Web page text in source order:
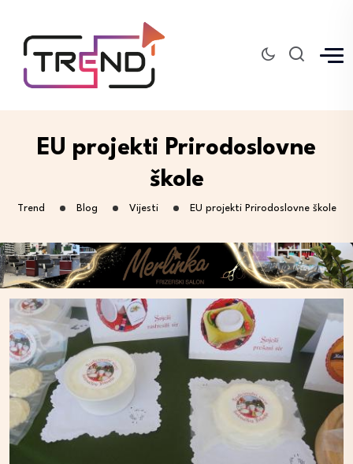
EU projekti Prirodoslovne
škole
Trend Blog Vijesti EU projekti Prirodoslovne škole